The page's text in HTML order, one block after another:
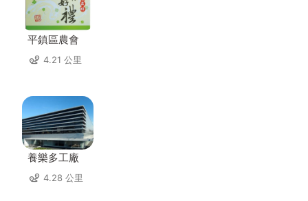
平鎮區農會
4.21 公里
養樂多工廠
4.28 公里